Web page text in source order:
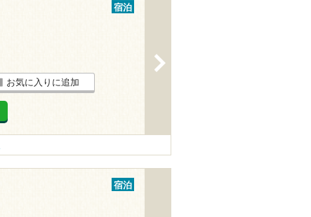
宿泊
お気に入りに追加
宿泊